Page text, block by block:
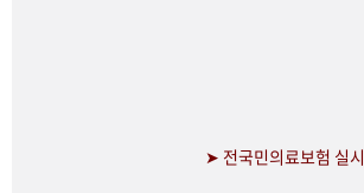
➤ 전국민의료보험 실시